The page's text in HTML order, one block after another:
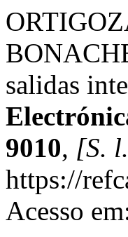
salidas
9010, [S.
https://
Acesso